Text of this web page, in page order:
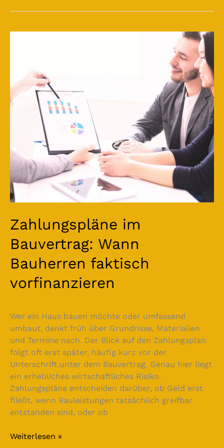
Zahlungspläne im
Bauvertrag: Wann
Bauherren faktisch
vorfinanzieren
Wer ein Haus bauen möchte oder umfassend
umbaut, denkt früh über Grundrisse, Materialien
und Termine nach. Der Blick auf den Zahlungsplan
folgt oft erst später, häufig kurz vor der
Unterschrift unter dem Bauvertrag. Genau hier liegt
ein erhebliches wirtschaftliches Risiko.
Zahlungspläne entscheiden darüber, ob Geld erst
fließt, wenn Bauleistungen tatsächlich greifbar
entstanden sind, oder ob
Bauherren
faktisch
vorfinanzieren
Weiterlesen »